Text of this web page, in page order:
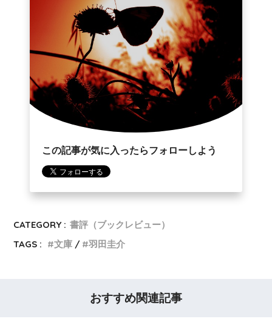
この記事が気に入ったらフォローしよう
CATEGORY : 書評（ブックレビュー）
TAGS :
文庫 羽田圭介
おすすめ関連記事